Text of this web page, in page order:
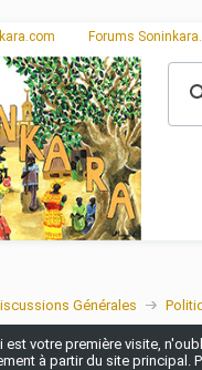
Forums
Générales
est votre première visite,
à partir du site principal.